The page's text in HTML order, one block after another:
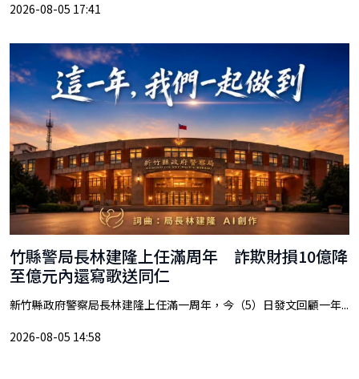
2026-08-05 17:41
竹縣警局長林建隆上任滿周年 詐欺財損10億降
至億元內還寫歌送同仁
新竹縣政府警察局長林建隆上任滿一周年，今（5）日發文回顧一年...
2026-08-05 14:58